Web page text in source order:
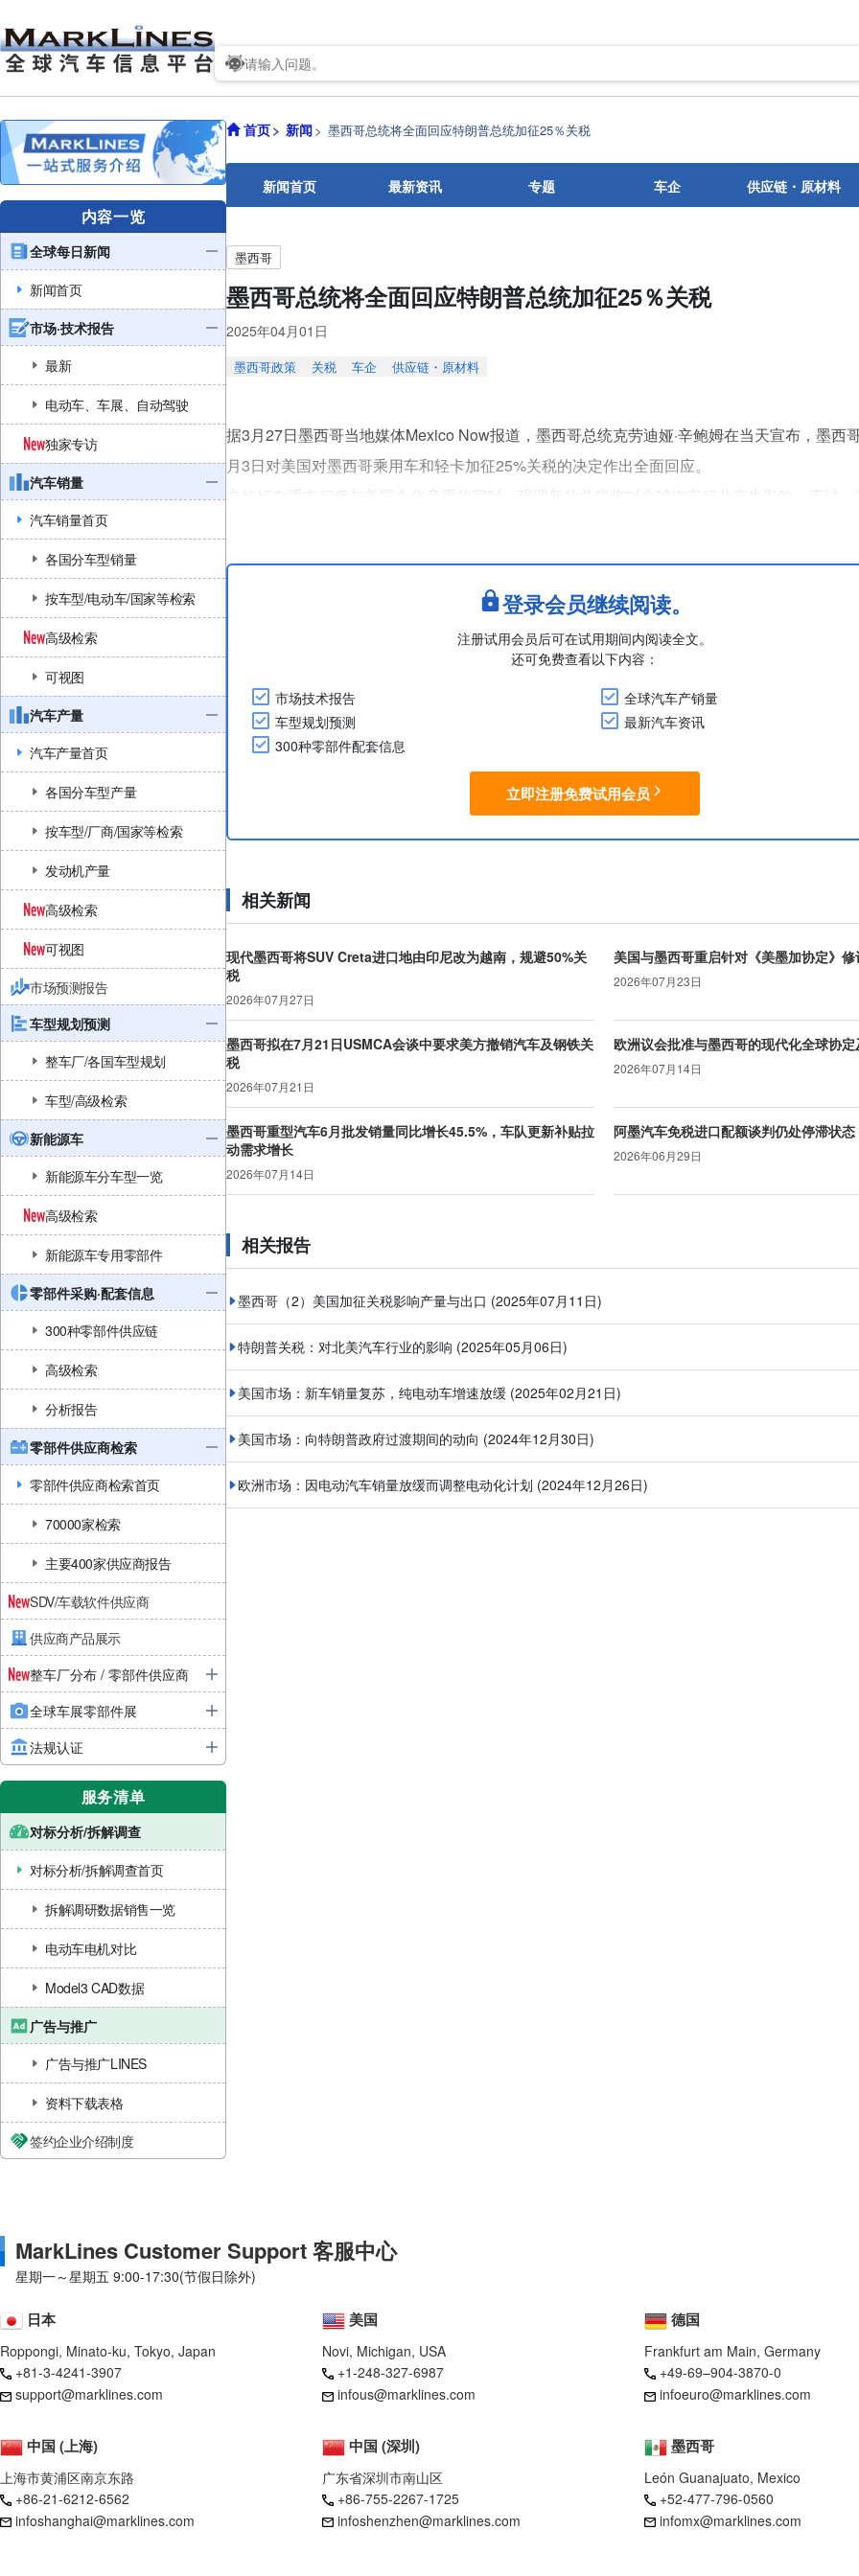
内容一览
全球每日新闻
新闻首页
市场·技术报告
最新
电动车、车展、自动驾驶
独家专访
汽车销量
汽车销量首页
各国分车型销量
按车型/电动车/国家等检索
高级检索
可视图
汽车产量
汽车产量首页
各国分车型产量
按车型/厂商/国家等检索
发动机产量
高级检索
可视图
市场预测报告
车型规划预测
整车厂/各国车型规划
车型/高级检索
新能源车
新能源车分车型一览
高级检索
新能源车专用零部件
零部件采购·配套信息
300种零部件供应链
高级检索
分析报告
零部件供应商检索
零部件供应商检索首页
70000家检索
主要400家供应商报告
SDV/车载软件供应商
供应商产品展示
整车厂分布 / 零部件供应商
全球车展零部件展
法规认证
服务清单
对标分析/拆解调查
对标分析/拆解调查首页
拆解调研数据销售一览
电动车电机对比
Model3 CAD数据
广告与推广
广告与推广LINES
资料下载表格
签约企业介绍制度
首页 新闻 墨西哥总统将全面回应特朗普总统加征25％关税
新闻首页 最新资讯 专题 车企 供应链・原材料
墨西哥
墨西哥总统将全面回应特朗普总统加征25％关税
2025年04月01日
墨西哥政策 关税 车企 供应链・原材料
据3月27日墨西哥当地媒体Mexico Now报道，墨西哥总统克劳迪娅·辛鲍姆在当天宣布，墨西
月3日对美国对墨西哥乘用车和轻卡加征25%关税的决定作出全面回应。
辛鲍姆在重申积极与美国合作意愿的同时，强调新的关税将对全球汽车行业产生影响。不过
辛鲍姆总统还指出，这些措施是对3月宣布的对钢铁和铝加征关税的....
登录会员继续阅读。
注册试用会员后可在试用期间内阅读全文。
还可免费查看以下内容：
市场技术报告
全球汽车产销量
车型规划预测
最新汽车资讯
300种零部件配套信息
立即注册免费试用会员
相关新闻
现代墨西哥将SUV Creta进口地由印尼改为越南，规避50%关
税
2026年07月27日
美国与墨西哥重启针对《美墨加协定》
2026年07月23日
墨西哥拟在7月21日USMCA会谈中要求美方撤销汽车及钢铁关
税
2026年07月21日
欧洲议会批准与墨西哥的现代化全球协
2026年07月14日
墨西哥重型汽车6月批发销量同比增长45.5%，车队更新补贴拉
动需求增长
2026年07月14日
阿墨汽车免税进口配额谈判仍处停滞状态
2026年06月29日
相关报告
墨西哥（2）美国加征关税影响产量与出口 (2025年07月11日)
特朗普关税：对北美汽车行业的影响 (2025年05月06日)
美国市场：新车销量复苏，纯电动车增速放缓 (2025年02月21日)
美国市场：向特朗普政府过渡期间的动向 (2024年12月30日)
欧洲市场：因电动汽车销量放缓而调整电动化计划 (2024年12月26日)
MarkLines Customer Support 客服中心
星期一～星期五 9:00-17:30(节假日除外)
日本
Roppongi, Minato-ku, Tokyo, Japan
+81-3-4241-3907
support@marklines.com
美国
Novi, Michigan, USA
+1-248-327-6987
infous@marklines.com
墨西哥
León Guanajuato, Mexico
+52-477-796-0560
infomx@marklines.com
德国
Frankfurt am Main, Germany
+49-69–904-3870-0
infoeuro@marklines.com
中国 (上海)
上海市黄浦区南京东路
+86-21-6212-6562
infoshanghai@marklines.com
中国 (深圳)
广东省深圳市南山区
+86-755-2267-1725
infoshenzhen@marklines.com